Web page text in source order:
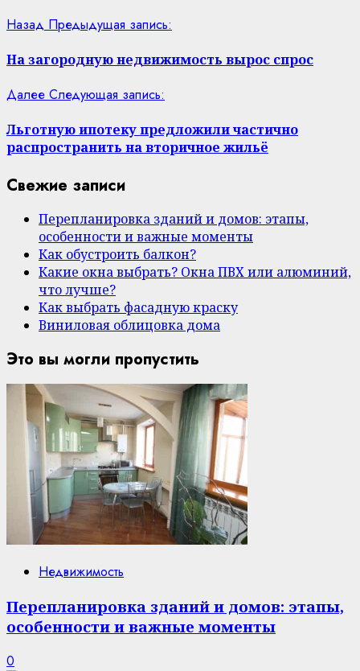
Назад Предыдущая запись:
На загородную недвижимость вырос спрос
Далее Следующая запись:
Льготную ипотеку предложили частично
распространить на вторичное жильё
Свежие записи
Перепланировка зданий и домов: этапы,
особенности и важные моменты
Как обустроить балкон?
Какие окна выбрать? Окна ПВХ или алюминий,
что лучше?
Как выбрать фасадную краску
Виниловая облицовка дома
Это вы могли пропустить
Недвижимость
Перепланировка зданий и домов: этапы,
особенности и важные моменты
0